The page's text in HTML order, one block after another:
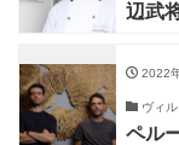
辺武
2022
ヴィ
ペル